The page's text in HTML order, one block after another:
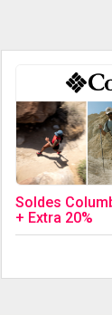
Soldes
+ Extra 20%